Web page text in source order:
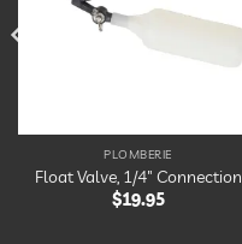
PLOMBERIE
Float Valve, 1/4″ Connection
$19.95